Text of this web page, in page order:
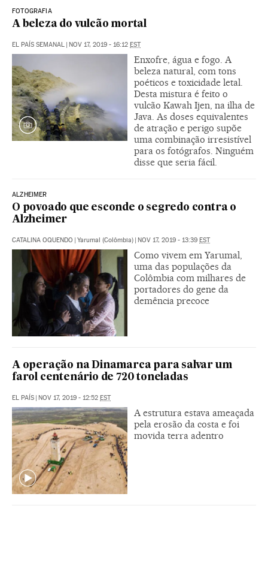
FOTOGRAFIA
A beleza do vulcão mortal
EL PAÍS SEMANAL NOV 17, 2019 - 16:12 EST
Enxofre, água e fogo. A
beleza natural, com tons
poéticos e toxicidade letal.
Desta mistura é feito o
vulcão Kawah Ijen, na ilha de
Java. As doses equivalentes
de atração e perigo supõe
uma combinação irresistível
para os fotógrafos. Ninguém
disse que seria fácil.
ALZHEIMER
O povoado que esconde o segredo contra o
Alzheimer
CATALINA OQUENDO Yarumal (Colômbia) NOV 17, 2019 - 13:39 EST
Como vivem em Yarumal,
uma das populações da
Colômbia com milhares de
portadores do gene da
demência precoce
A operação na Dinamarca para salvar um
farol centenário de 720 toneladas
EL PAÍS | NOV 17, 2019 - 12:52 EST
A estrutura estava ameaçada
pela erosão da costa e foi
movida terra adentro